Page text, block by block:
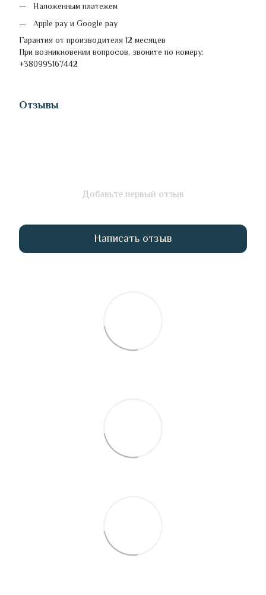
Наложенным платежем
Apple pay и Google pay
Гарантия от производителя 12 месяцев
При возникновении вопросов, звоните по номеру:
+380995167442
Отзывы
Добавьте первый отзыв
Написать отзыв